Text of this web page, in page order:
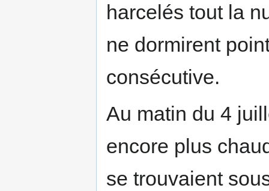
harcelés tout la
ne dormirent
consécutive.
Au matin du 4
encore plus
se trouvaient